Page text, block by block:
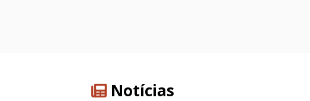
Notícias